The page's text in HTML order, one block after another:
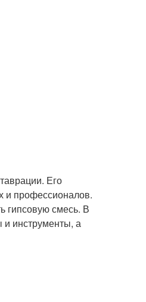
Его
и профессионалов.
гипсовую смесь. В
и инструменты, а